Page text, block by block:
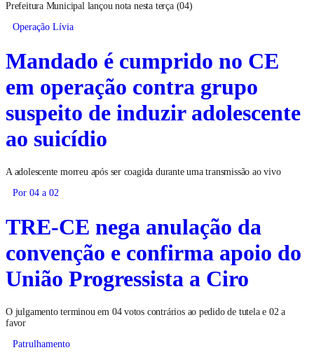
Prefeitura Municipal lançou nota nesta terça (04)
Operação Lívia
Mandado é cumprido no CE
em operação contra grupo
suspeito de induzir adolescente
ao suicídio
A adolescente morreu após ser coagida durante uma transmissão ao vivo
Por 04 a 02
TRE-CE nega anulação da
convenção e confirma apoio do
União Progressista a Ciro
O julgamento terminou em 04 votos contrários ao pedido de tutela e 02 a
favor
Patrulhamento